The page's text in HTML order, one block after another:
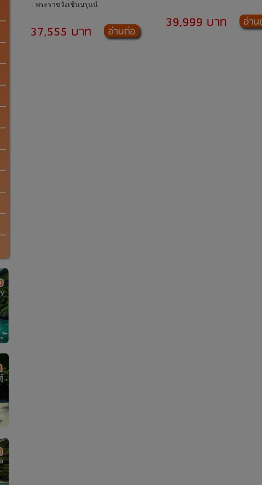
- พระราชวังเชินบรุนน์
37,555 บาท 39,999 บาท